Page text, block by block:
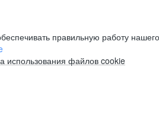
правильную работу
использования файлов cookie